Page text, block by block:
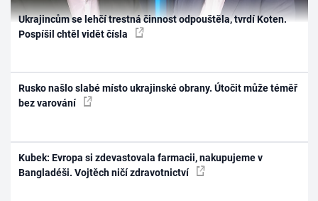
Ukrajincům se lehčí trestná činnost odpouštěla, tvrdí Koten.
Pospíšil chtěl vidět čísla
Rusko našlo slabé místo ukrajinské obrany. Útočit může téměř
bez varování
Kubek: Evropa si zdevastovala farmacii, nakupujeme v
Bangladéši. Vojtěch ničí zdravotnictví